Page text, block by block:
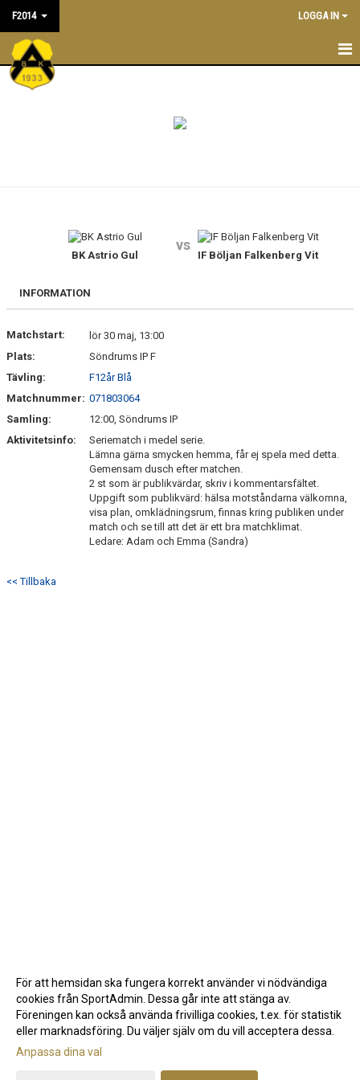
F2014 LOGGA IN
F2014
LEDARE/TRÄNARE
MATCHER
DOKUMENT
ÖVERGÅNGSPOLICY
BK Astrio Gul
vs
IF Böljan Falkenberg Vit
INFORMATION
Matchstart:
lör 30 maj, 13:00
Plats:
Söndrums IP F
Tävling:
F12år Blå
Matchnummer: 071803064
Samling:
12:00, Söndrums IP
Aktivitetsinfo:
Seriematch i medel serie.
Lämna gärna smycken hemma, får ej spela med detta.
Gemensam dusch efter matchen.
2 st som är publikvärdar, skriv i kommentarsfältet.
Uppgift som publikvärd: hälsa motståndarna välkomna,
visa plan, omklädningsrum, finnas kring publiken under
match och se till att det är ett bra matchklimat.
Ledare: Adam och Emma (Sandra)
<< Tillbaka
Gå till Webbversion
För att hemsidan ska fungera korrekt använder vi nödvändiga
cookies från SportAdmin. Dessa går inte att stänga av.
Föreningen kan också använda frivilliga cookies, t.ex. för statistik
eller marknadsföring. Du väljer själv om du vill acceptera dessa.
Anpassa dina val